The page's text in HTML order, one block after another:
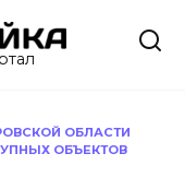
ОБЛАСТИ
ОБЪЕКТОВ